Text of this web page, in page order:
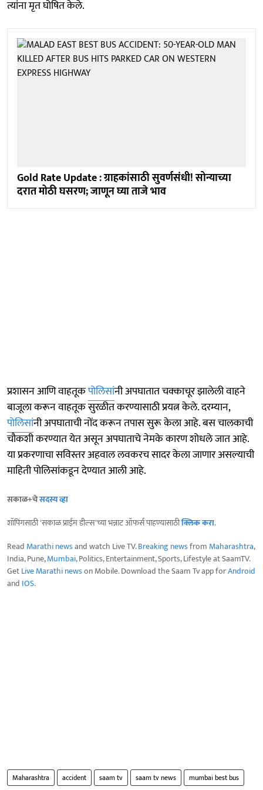
त्यांना मृत घोषित केले.
Gold Rate Update : ग्राहकांसाठी सुवर्णसंधी! सोन्याच्या
दरात मोठी घसरण; जाणून घ्या ताजे भाव
प्रशासन आणि वाहतूकपोलिसांनी अपघातात चक्काचूर झालेली वाहने
बाजूला करून वाहतूक सुरळीत करण्यासाठी प्रयत्न केले. दरम्यान,
पोलिसांनी अपघाताची नोंद करून तपास सुरू केला आहे. बस चालकाची
चौकशी करण्यात येत असून अपघाताचे नेमके कारण शोधले जात आहे.
या प्रकरणाचा सविस्तर अहवाल लवकरच सादर केला जाणार असल्याची
माहिती पोलिसांकडून देण्यात आली आहे.
सकाळ+चेसदस्य व्हा
शॉपिंगसाठी 'सकाळ प्राईम डील्स'च्या भन्नाट ऑफर्स पाहण्यासाठीक्लिक करा.
Read Marathi newsand watch Live TV.Breaking newsfrom Maharashtra,
India, Pune,Mumbai, Politics, Entertainment, Sports, Lifestyle at SaamTV.
GetLive Marathi newson Mobile. Download the Saam Tv app forAndroid
and IOS.
Maharashtra accident saam tv saam tv news
mumbai best bus